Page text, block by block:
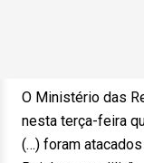
O Ministério das
nesta terça-feira
(…) foram